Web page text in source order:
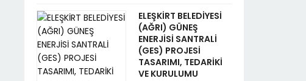
ELEŞKİRT BELEDİYESİ
(AĞRI) GÜNEŞ
ENERJİSİ SANTRALİ
(GES) PROJESİ
TASARIMI, TEDARİKİ
VE KURULUMU